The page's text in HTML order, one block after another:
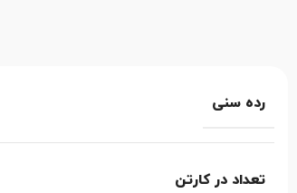
رده سنی
تعداد در کارتن